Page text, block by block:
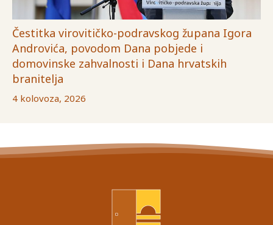
Čestitka virovitičko-podravskog župana Igora
Androvića, povodom Dana pobjede i
domovinske zahvalnosti i Dana hrvatskih
branitelja
4 kolovoza, 2026